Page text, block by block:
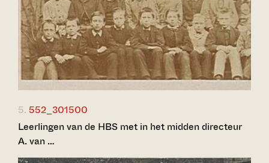
5. 552_301500
Leerlingen van de HBS met in het midden directeur
A. van …